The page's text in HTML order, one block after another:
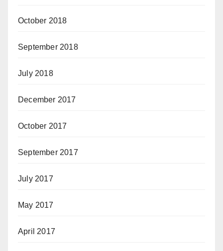
October 2018
September 2018
July 2018
December 2017
October 2017
September 2017
July 2017
May 2017
April 2017